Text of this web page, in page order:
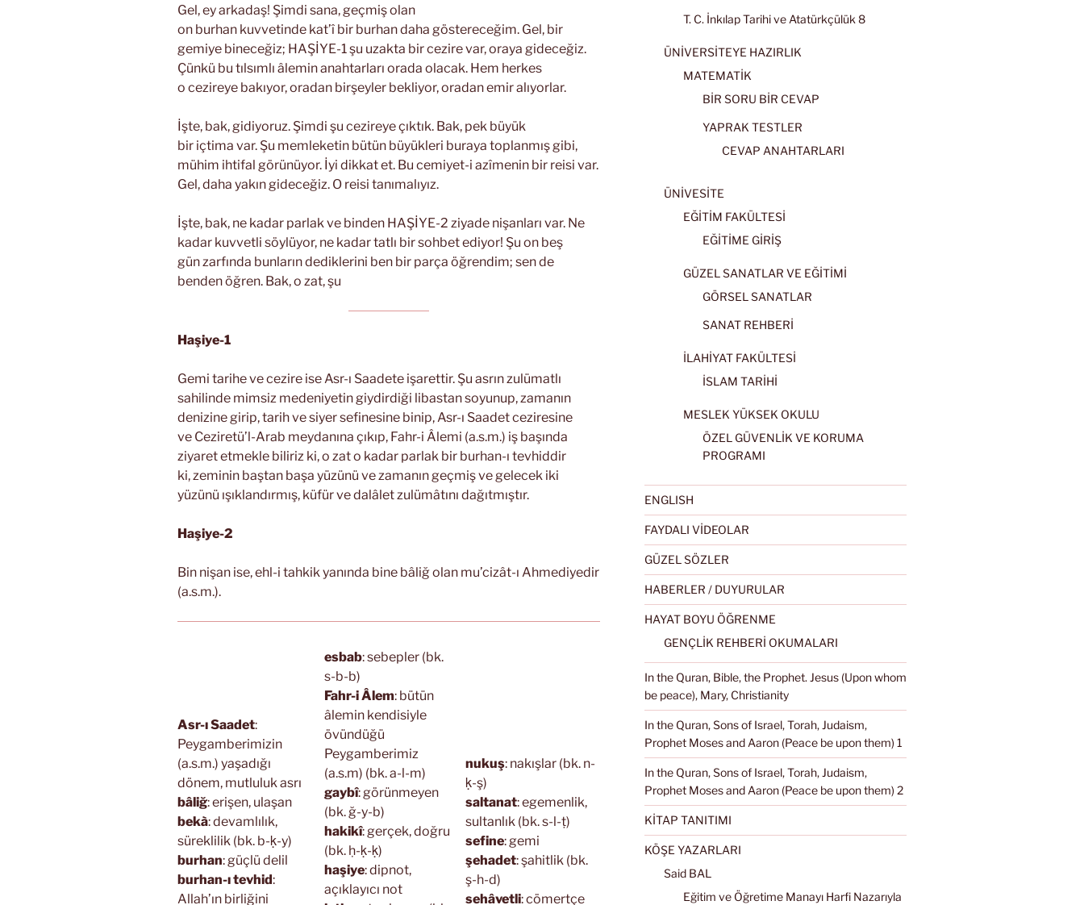
Gel, ey arkadaş! Şimdi sana, geçmiş olan
on burhan kuvvetinde kat’î bir burhan daha göstereceğim. Gel, bir
gemiye bineceğiz; HAŞİYE-1 şu uzakta bir cezire var, oraya gideceğiz.
Çünkü bu tılsımlı âlemin anahtarları orada olacak. Hem herkes
o cezireye bakıyor, oradan birşeyler bekliyor, oradan emir alıyorlar.
İşte, bak, gidiyoruz. Şimdi şu cezireye çıktık. Bak, pek büyük
bir içtima var. Şu memleketin bütün büyükleri buraya toplanmış gibi,
mühim ihtifal görünüyor. İyi dikkat et. Bu cemiyet-i azîmenin bir reisi var.
Gel, daha yakın gideceğiz. O reisi tanımalıyız.
İşte, bak, ne kadar parlak ve binden HAŞİYE-2 ziyade nişanları var. Ne
kadar kuvvetli söylüyor, ne kadar tatlı bir sohbet ediyor! Şu on beş
gün zarfında bunların dediklerini ben bir parça öğrendim; sen de
benden öğren. Bak, o zat, şu
Haşiye-1
Gemi tarihe ve cezire ise Asr-ı Saadete işarettir. Şu asrın zulümatlı
sahilinde mimsiz medeniyetin giydirdiği libastan soyunup, zamanın
denizine girip, tarih ve siyer sefinesine binip, Asr-ı Saadet ceziresine
ve Ceziretü’l-Arab meydanına çıkıp, Fahr-i Âlemi (a.s.m.) iş başında
ziyaret etmekle biliriz ki, o zat o kadar parlak bir burhan-ı tevhiddir
ki, zeminin baştan başa yüzünü ve zamanın geçmiş ve gelecek iki
yüzünü ışıklandırmış, küfür ve dalâlet zulümâtını dağıtmıştır.
Haşiye-2
Bin nişan ise, ehl-i tahkik yanında bine bâliğ olan mu’cizât-ı Ahmediyedir
(a.s.m.).
Asr-ı Saadet:
Peygamberimizin
(a.s.m.) yaşadığı
dönem, mutluluk asrı
bâliğ: erişen, ulaşan
bekà: devamlılık,
süreklilik (bk. b-ḳ-y)
burhan: güçlü delil
burhan-ı tevhid:
Allah’ın birliğini
esbab: sebepler (bk.
s-b-b)
Fahr-i Âlem: bütün
âlemin kendisiyle
övündüğü
Peygamberimiz
(a.s.m) (bk. a-l-m)
gaybî: görünmeyen
(bk. ğ-y-b)
hakikî: gerçek, doğru
(bk. ḥ-ḳ-ḳ)
haşiye: dipnot,
açıklayıcı not
nukuş: nakışlar (bk. n-
ḳ-ş)
saltanat: egemenlik,
sultanlık (bk. s-l-ṭ)
sefine: gemi
şehadet: şahitlik (bk.
ş-h-d)
sehâvetli: cömertçe
T. C. İnkılap Tarihi ve Atatürkçülük 8
ÜNİVERSİTEYE HAZIRLIK
MATEMATİK
BİR SORU BİR CEVAP
YAPRAK TESTLER
CEVAP ANAHTARLARI
ÜNİVESİTE
EĞİTİM FAKÜLTESİ
EĞİTİME GİRİŞ
GÜZEL SANATLAR VE EĞİTİMİ
GÖRSEL SANATLAR
SANAT REHBERİ
İLAHİYAT FAKÜLTESİ
İSLAM TARİHİ
MESLEK YÜKSEK OKULU
ÖZEL GÜVENLİK VE KORUMA
PROGRAMI
ENGLISH
FAYDALI VİDEOLAR
GÜZEL SÖZLER
HABERLER / DUYURULAR
HAYAT BOYU ÖĞRENME
GENÇLİK REHBERİ OKUMALARI
In the Quran, Bible, the Prophet. Jesus (Upon whom
be peace), Mary, Christianity
In the Quran, Sons of Israel, Torah, Judaism,
Prophet Moses and Aaron (Peace be upon them) 1
In the Quran, Sons of Israel, Torah, Judaism,
Prophet Moses and Aaron (Peace be upon them) 2
KİTAP TANITIMI
KÖŞE YAZARLARI
Said BAL
Eğitim ve Öğretime Manayı Harfi Nazarıyla